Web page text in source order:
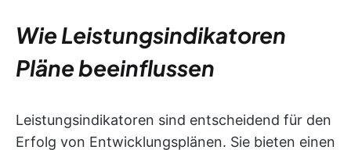
Wie Leistungsindikatoren
Pläne beeinflussen
Leistungsindikatoren sind entscheidend für den
Erfolg von Entwicklungsplänen. Sie bieten einen